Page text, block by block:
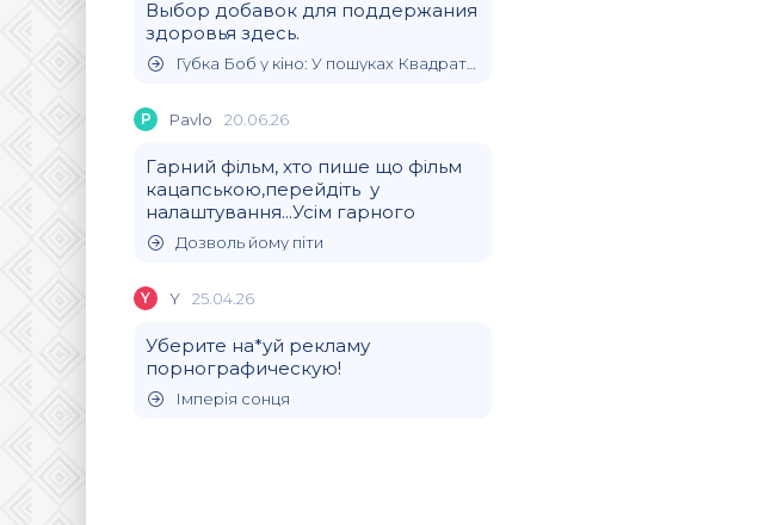
Выбор добавок для поддержания
здоровья здесь.
Губка Боб у кіно: У пошуках Квадратних Штанів
P Pavlo 20.06.26
Гарний фільм, хто пише що фільм
кацапською,перейдіть у
налаштування...Усім гарного
Дозволь йому піти
Y Y 25.04.26
Уберите на*уй рекламу
порнографическую!
Імперія сонця